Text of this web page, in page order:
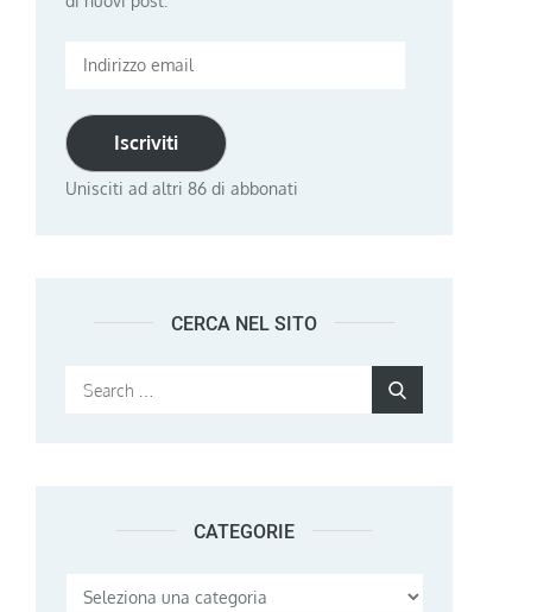
Indirizzo
Iscriviti
Unisciti ad altri 86 di abbonati
CERCA NEL SITO
Search
CATEGORIE
Categorie